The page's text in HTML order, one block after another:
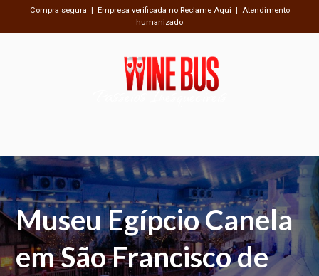
Compra segura | Empresa verificada no Reclame Aqui | Atendimento
humanizado
Passeios Inesquecíveis
Museu Egípcio Canela
em São Francisco de